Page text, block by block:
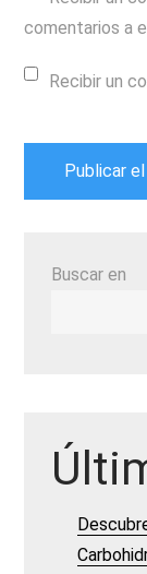
comentarios a
Recibir un
Buscar en